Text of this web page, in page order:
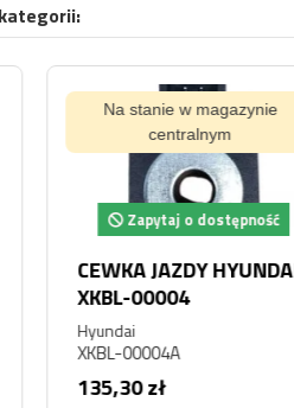
Na stanie w magazynie
centralnym
Zapytaj o dostępność
CEWKA JAZDY HYUNDAI
XKBL-00004
Hyundai
XKBL-00004A
135,30 zł